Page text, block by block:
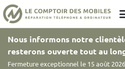
Nous informons notre
resterons ouverte tout au
Fermeture exceptionnel le 15 août 2026